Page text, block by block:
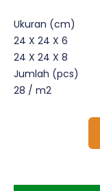
Ukuran (cm)
24 X 24 X 6
24 X 24 X 8
Jumlah (pcs)
28 / m2